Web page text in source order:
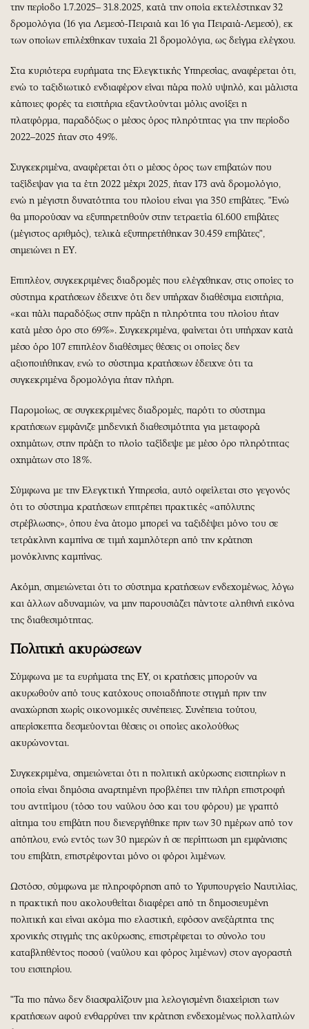
την περίοδο 1.7.2025– 31.8.2025, κατά την οποία εκτελέστηκαν 32
δρομολόγια (16 για Λεμεσό-Πειραιά και 16 για Πειραιά-Λεμεσό), εκ
των οποίων επιλέχθηκαν τυχαία 21 δρομολόγια, ως δείγμα ελέγχου.
Στα κυριότερα ευρήματα της Ελεγκτικής Υπηρεσίας, αναφέρεται ότι,
ενώ το ταξιδιωτικό ενδιαφέρον είναι πάρα πολύ υψηλό, και μάλιστα
κάποιες φορές τα εισιτήρια εξαντλούνται μόλις ανοίξει η
πλατφόρμα, παραδόξως ο μέσος όρος πληρότητας για την περίοδο
2022–2025 ήταν στο 49%.
Συγκεκριμένα, αναφέρεται ότι ο μέσος όρος των επιβατών που
ταξίδεψαν για τα έτη 2022 μέχρι 2025, ήταν 173 ανά δρομολόγιο,
ενώ η μέγιστη δυνατότητα του πλοίου είναι για 350 επιβάτες. "Ενώ
θα μπορούσαν να εξυπηρετηθούν στην τετραετία 61.600 επιβάτες
(μέγιστος αριθμός), τελικά εξυπηρετήθηκαν 30.459 επιβάτες",
σημειώνει η ΕΥ.
Επιπλέον, συγκεκριμένες διαδρομές που ελέγχθηκαν, στις οποίες το
σύστημα κρατήσεων έδειχνε ότι δεν υπήρχαν διαθέσιμα εισιτήρια,
«και πάλι παραδόξως στην πράξη η πληρότητα του πλοίου ήταν
κατά μέσο όρο στο 69%». Συγκεκριμένα, φαίνεται ότι υπήρχαν κατά
μέσο όρο 107 επιπλέον διαθέσιμες θέσεις οι οποίες δεν
αξιοποιήθηκαν, ενώ το σύστημα κρατήσεων έδειχνε ότι τα
συγκεκριμένα δρομολόγια ήταν πλήρη.
Παρομοίως, σε συγκεκριμένες διαδρομές, παρότι το σύστημα
κρατήσεων εμφάνιζε μηδενική διαθεσιμότητα για μεταφορά
οχημάτων, στην πράξη το πλοίο ταξίδεψε με μέσο όρο πληρότητας
οχημάτων στο 18%.
Σύμφωνα με την Ελεγκτική Υπηρεσία, αυτό οφείλεται στο γεγονός
ότι το σύστημα κρατήσεων επιτρέπει πρακτικές «απόλυτης
στρέβλωσης», όπου ένα άτομο μπορεί να ταξιδέψει μόνο του σε
τετράκλινη καμπίνα σε τιμή χαμηλότερη από την κράτηση
μονόκλινης καμπίνας.
Ακόμη, σημειώνεται ότι το σύστημα κρατήσεων ενδεχομένως, λόγω
και άλλων αδυναμιών, να μην παρουσιάζει πάντοτε αληθινή εικόνα
της διαθεσιμότητας.
Πολιτική ακυρώσεων
Σύμφωνα με τα ευρήματα της ΕΥ, οι κρατήσεις μπορούν να
ακυρωθούν από τους κατόχους οποιαδήποτε στιγμή πριν την
αναχώρηση χωρίς οικονομικές συνέπειες. Συνέπεια τούτου,
απερίσκεπτα δεσμεύονται θέσεις οι οποίες ακολούθως
ακυρώνονται.
Συγκεκριμένα, σημειώνεται ότι η πολιτική ακύρωσης εισιτηρίων η
οποία είναι δημόσια αναρτημένη προβλέπει την πλήρη επιστροφή
του αντιτίμου (τόσο του ναύλου όσο και του φόρου) με γραπτό
αίτημα του επιβάτη που διενεργήθηκε πριν των 30 ημέρων από τον
απόπλου, ενώ εντός των 30 ημερών ή σε περίπτωση μη εμφάνισης
του επιβάτη, επιστρέφονται μόνο οι φόροι λιμένων.
Ωστόσο, σύμφωνα με πληροφόρηση από το Υφυπουργείο Ναυτιλίας,
η πρακτική που ακολουθείται διαφέρει από τη δημοσιευμένη
πολιτική και είναι ακόμα πιο ελαστική, εφόσον ανεξάρτητα της
χρονικής στιγμής της ακύρωσης, επιστρέφεται το σύνολο του
καταβληθέντος ποσoύ (ναύλου και φόρος λιμένων) στον αγοραστή
του εισιτηρίου.
"Τα πιο πάνω δεν διασφαλίζουν μια λελογισμένη διαχείριση των
κρατήσεων αφού ενθαρρύνει την κράτηση ενδεχομένως πολλαπλών